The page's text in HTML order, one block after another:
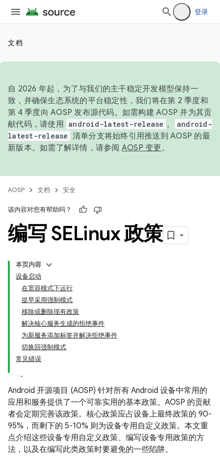
登录
文档
自 2026 年起，为了与我们的主干稳定开发模型保持一
致，并确保生态系统的平台稳定性，我们将在第 2 季度和
第 4 季度向 AOSP 发布源代码。如需构建 AOSP 并为其贡
献代码，请使用 android-latest-release 。
android-
latest-release 清单分支将始终引用推送到 AOSP 的最
新版本。如需了解详情，请参阅 AOSP 变更。
AOSP 文档 安全
该内容对您有帮助吗？
编写 SELinux 政策
本页内容
设备启动
在宽容模式下运行
提早采用强制模式
移除或删除现有政策
解决核心服务生成的拒绝事件
为新服务添加标签并解决拒绝事件
切换回强制模式
常见错误
Android 开源项目 (AOSP) 针对所有 Android 设备中常用的
应用和服务提供了一个可靠实用的基本政策。AOSP 的贡献
者会定期完善该政策。核心政策应占设备上最终政策的 90-
95%，而剩下的 5-10% 则为设备专用自定义政策。本文重
点介绍这些设备专用自定义政策、编写设备专用政策的方
法，以及在编写此类政策时要避免的一些陷阱。